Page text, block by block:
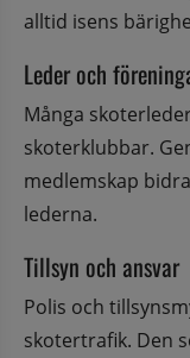
alltid isens
Leder och
Många
skoterklubbar.
medlemskap
lederna.
Tillsyn och ansvar
Polis och
skotertrafik. Den